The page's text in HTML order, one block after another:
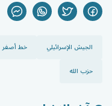
الجيش الإسرائيلي خط أصفر
حزب الله